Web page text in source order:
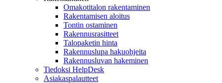
Omakotitalon rakentaminen
Rakentamisen aloitus
Tontin ostaminen
Rakennusrasitteet
Talopaketin hinta
Rakennuslupa hakuohjeita
Rakennusluvan hakeminen
Tiedoksi HelpDesk
Asiakaspalautteet